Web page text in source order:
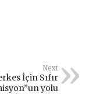
Next
İçin Sıfır
yolu